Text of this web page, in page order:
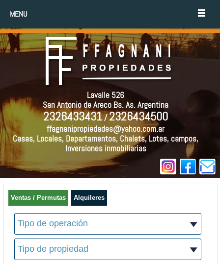
MENU
Lavalle 526
San Antonio de Areco Bs. As. Argentina
2326433431/2326434500
ffagnanipropiedades@yahoo.com.ar
Casas, Locales, Departamentos, Chalets, Lotes, campos,
Inversiones inmobiliarias
Ventas / Permutas Alquileres